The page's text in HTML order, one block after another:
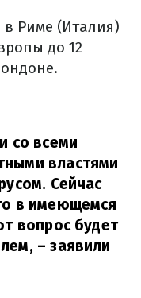
в Риме (Италия)
до 12
со всеми
властями
Сейчас
в имеющемся
вопрос будет
– заявили